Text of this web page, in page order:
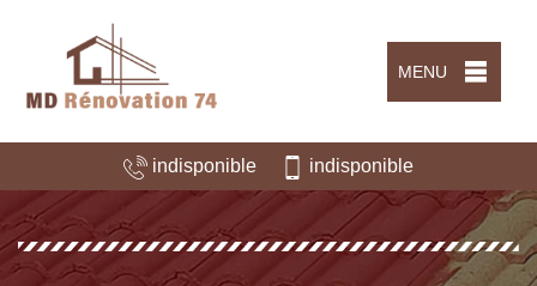
MENU
indisponible indisponible